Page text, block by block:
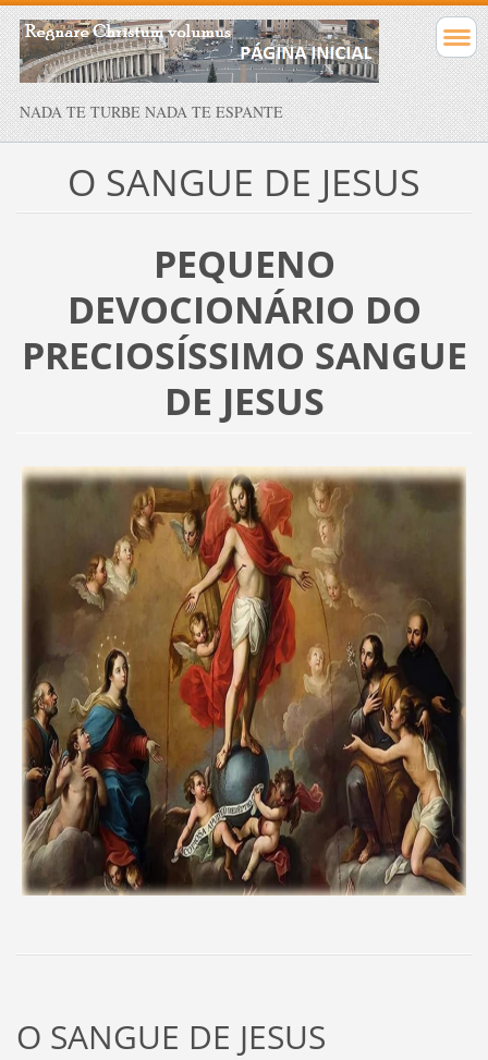
NADA TE TURBE NADA TE ESPANTE
O SANGUE DE JESUS
PEQUENO
DEVOCIONÁRIO DO
PRECIOSÍSSIMO SANGUE
DE JESUS
O SANGUE DE JESUS